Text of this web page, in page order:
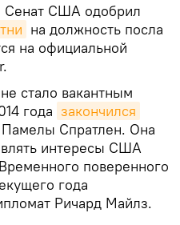
Сенат США одобрил
на должность посла
на официальной
стало вакантным
года закончился
Спратлен. Она
интересы США
поверенного
года
Ричард Майлз.